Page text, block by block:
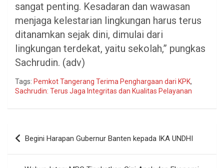
sangat penting. Kesadaran dan wawasan
menjaga kelestarian lingkungan harus terus
ditanamkan sejak dini, dimulai dari
lingkungan terdekat, yaitu sekolah,” pungkas
Sachrudin. (adv)
Tags: Pemkot Tangerang Terima Penghargaan dari KPK,
Sachrudin: Terus Jaga Integritas dan Kualitas Pelayanan
Navigasi
pos
Begini Harapan Gubernur Banten kepada IKA UNDHI